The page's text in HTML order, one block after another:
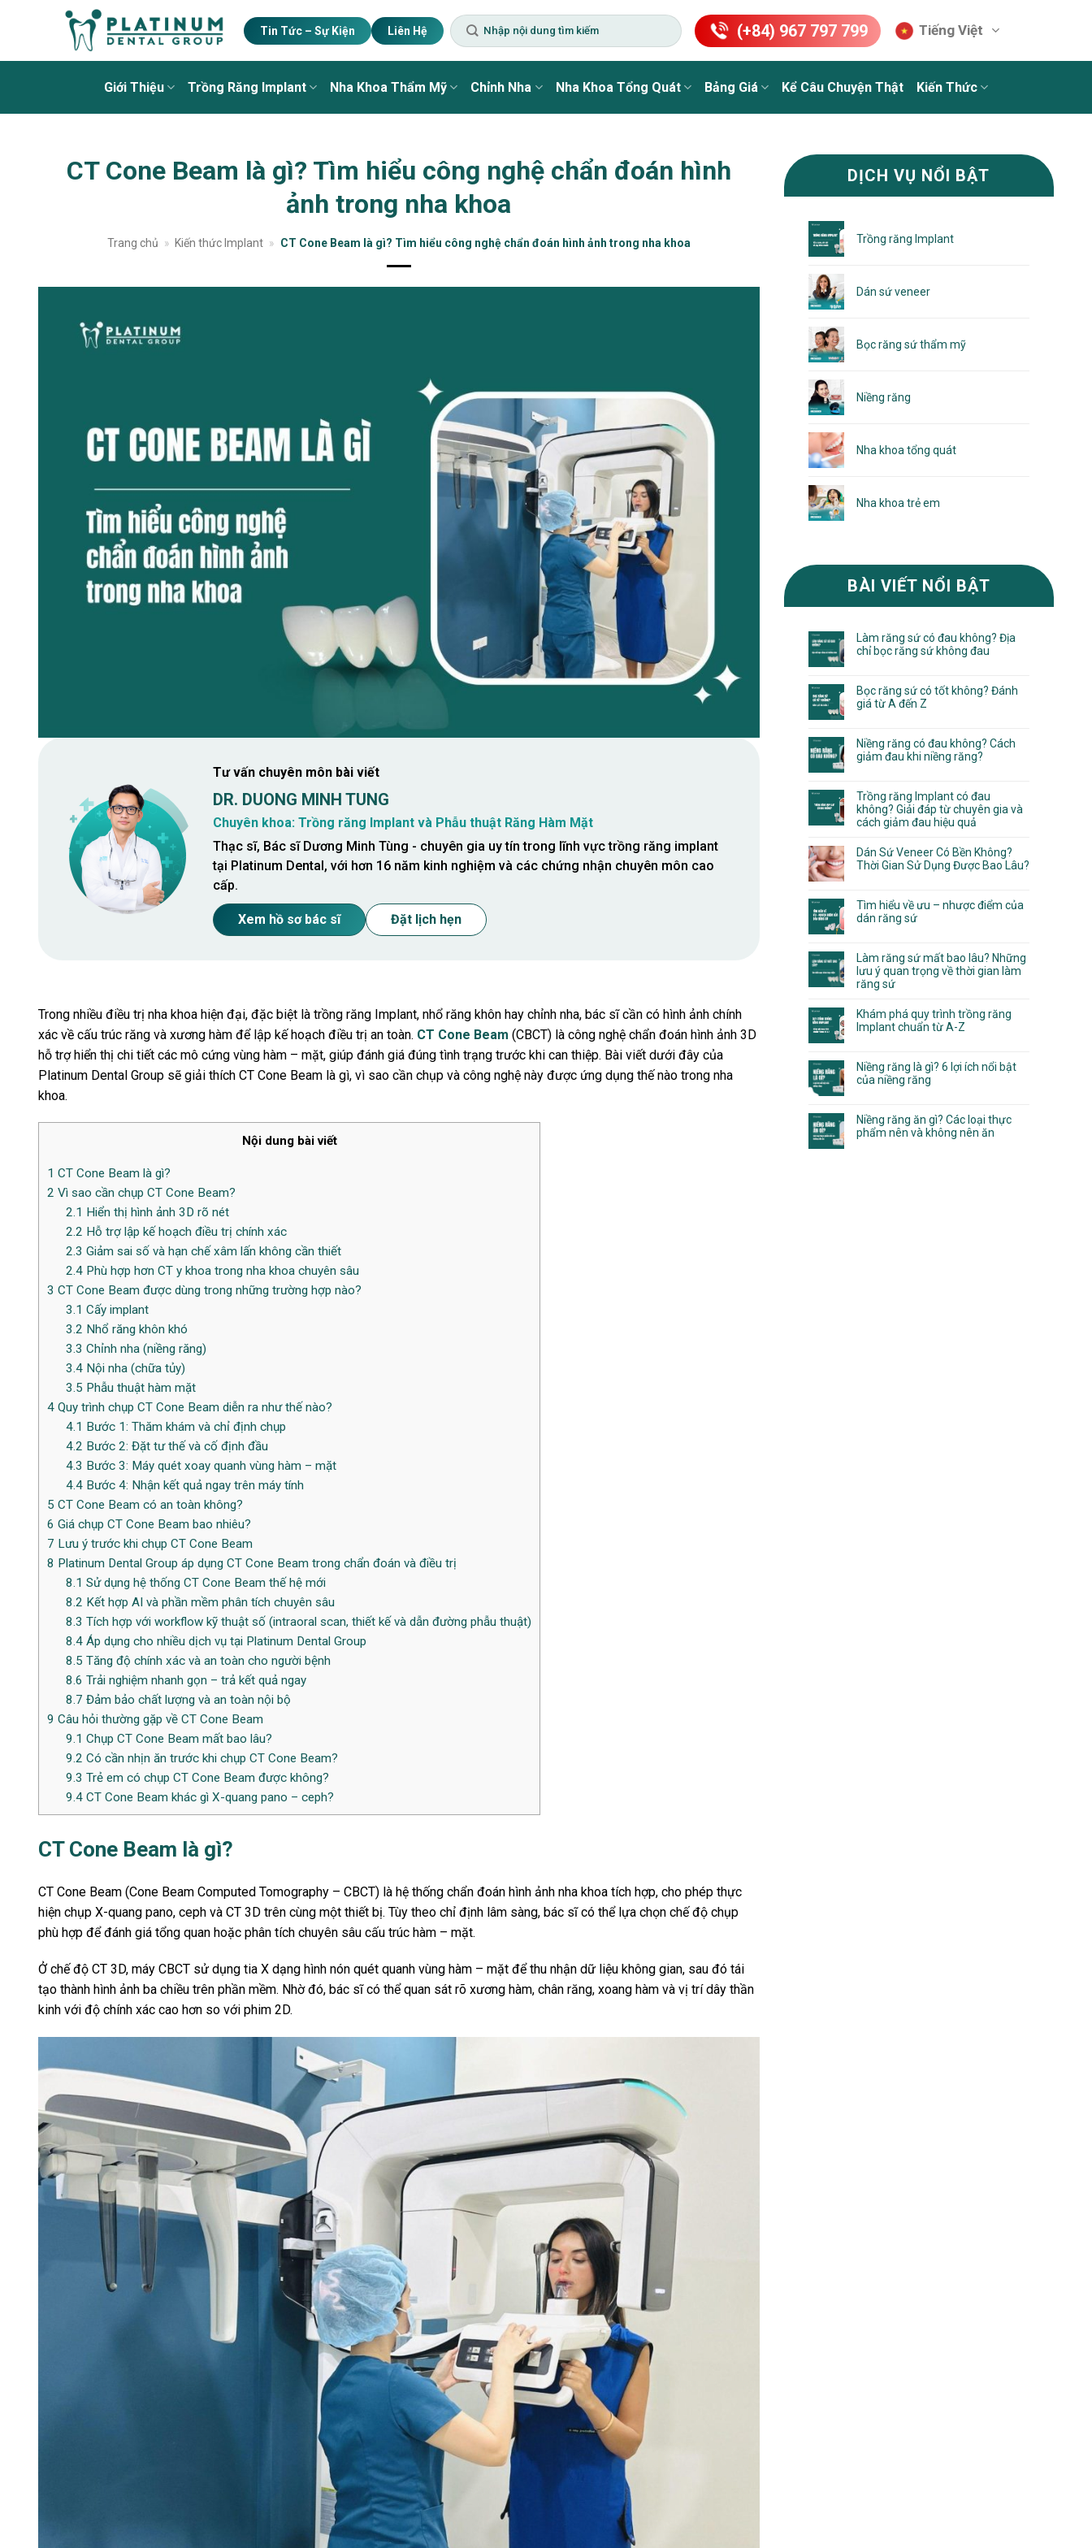
Tin Tức – Sự Kiện Liên Hệ (+84) 967 797 799 Tiếng Việt
Giới Thiệu Trồng Răng Implant Nha Khoa Thẩm Mỹ Chỉnh Nha Nha Khoa Tổng Quát Bảng Giá Kể Câu Chuyện Thật Kiến Thức
CT Cone Beam là gì? Tìm hiểu công nghệ chẩn đoán hình
ảnh trong nha khoa
Trang chủ » Kiến thức Implant » CT Cone Beam là gì? Tìm hiểu công nghệ chẩn đoán hình ảnh trong nha khoa
Tư vấn chuyên môn bài viết
DR. DUONG MINH TUNG
Chuyên khoa: Trồng răng Implant và Phẫu thuật Răng Hàm Mặt
Thạc sĩ, Bác sĩ Dương Minh Tùng - chuyên gia uy tín trong lĩnh vực trồng răng implant
tại Platinum Dental, với hơn 16 năm kinh nghiệm và các chứng nhận chuyên môn cao
cấp.
Xem hồ sơ bác sĩ Đặt lịch hẹn
Trong nhiều điều trị nha khoa hiện đại, đặc biệt là trồng răng Implant, nhổ răng khôn hay chỉnh nha, bác sĩ cần có hình ảnh chính
xác về cấu trúc răng và xương hàm để lập kế hoạch điều trị an toàn. CT Cone Beam (CBCT) là công nghệ chẩn đoán hình ảnh 3D
hỗ trợ hiển thị chi tiết các mô cứng vùng hàm – mặt, giúp đánh giá đúng tình trạng trước khi can thiệp. Bài viết dưới đây của
Platinum Dental Group sẽ giải thích CT Cone Beam là gì, vì sao cần chụp và công nghệ này được ứng dụng thế nào trong nha
khoa.
Nội dung bài viết
1 CT Cone Beam là gì?
2 Vì sao cần chụp CT Cone Beam?
2.1 Hiển thị hình ảnh 3D rõ nét
2.2 Hỗ trợ lập kế hoạch điều trị chính xác
2.3 Giảm sai số và hạn chế xâm lấn không cần thiết
2.4Phù hợp hơn CT y khoa trong nha khoa chuyên sâu
3 CT Cone Beam được dùng trong những trường hợp nào?
3.1 Cấy implant
3.2 Nhổ răng khôn khó
3.3 Chỉnh nha (niềng răng)
3.4Nội nha (chữa tủy)
3.5 Phẫu thuật hàm mặt
4 Quy trình chụp CT Cone Beam diễn ra như thế nào?
4.1 Bước 1: Thăm khám và chỉ định chụp
4.2 Bước 2: Đặt tư thế và cố định đầu
4.3 Bước 3: Máy quét xoay quanh vùng hàm – mặt
4.4Bước 4: Nhận kết quả ngay trên máy tính
5 CT Cone Beam có an toàn không?
6 Giá chụp CT Cone Beam bao nhiêu?
7 Lưu ý trước khi chụp CT Cone Beam
8 Platinum Dental Group áp dụng CT Cone Beam trong chẩn đoán và điều trị
8.1 Sử dụng hệ thống CT Cone Beam thế hệ mới
8.2 Kết hợp AI và phần mềm phân tích chuyên sâu
8.3 Tích hợp với workflow kỹ thuật số (intraoral scan, thiết kế và dẫn đường phẫu thuật)
8.4Áp dụng cho nhiều dịch vụ tại Platinum Dental Group
8.5 Tăng độ chính xác và an toàn cho người bệnh
8.6 Trải nghiệm nhanh gọn – trả kết quả ngay
8.7 Đảm bảo chất lượng và an toàn nội bộ
9 Câu hỏi thường gặp về CT Cone Beam
9.1 Chụp CT Cone Beam mất bao lâu?
9.2 Có cần nhịn ăn trước khi chụp CT Cone Beam?
9.3 Trẻ em có chụp CT Cone Beam được không?
9.4CT Cone Beam khác gì X-quang pano – ceph?
CT Cone Beam là gì?
CT Cone Beam (Cone Beam Computed Tomography – CBCT) là hệ thống chẩn đoán hình ảnh nha khoa tích hợp, cho phép thực
hiện chụp X-quang pano, ceph và CT 3D trên cùng một thiết bị. Tùy theo chỉ định lâm sàng, bác sĩ có thể lựa chọn chế độ chụp
phù hợp để đánh giá tổng quan hoặc phân tích chuyên sâu cấu trúc hàm – mặt.
Ở chế độ CT 3D, máy CBCT sử dụng tia X dạng hình nón quét quanh vùng hàm – mặt để thu nhận dữ liệu không gian, sau đó tái
tạo thành hình ảnh ba chiều trên phần mềm. Nhờ đó, bác sĩ có thể quan sát rõ xương hàm, chân răng, xoang hàm và vị trí dây thần
kinh với độ chính xác cao hơn so với phim 2D.
DỊCH VỤ NỔI BẬT
Trồng răng Implant
Dán sứ veneer
Bọc răng sứ thẩm mỹ
Niềng răng
Nha khoa tổng quát
Nha khoa trẻ em
BÀI VIẾT NỔI BẬT
Làm răng sứ có đau không? Địa
chỉ bọc răng sứ không đau
Bọc răng sứ có tốt không? Đánh
giá từ A đến Z
Niềng răng có đau không? Cách
giảm đau khi niềng răng?
Trồng răng Implant có đau
không? Giải đáp từ chuyên gia và
cách giảm đau hiệu quả
Dán Sứ Veneer Có Bền Không?
Thời Gian Sử Dụng Được Bao Lâu?
Tìm hiểu về ưu – nhược điểm của
dán răng sứ
Làm răng sứ mất bao lâu? Những
lưu ý quan trọng về thời gian làm
răng sứ
Khám phá quy trình trồng răng
Implant chuẩn từ A-Z
Niềng răng là gì? 6 lợi ích nổi bật
của niềng răng
Niềng răng ăn gì? Các loại thực
phẩm nên và không nên ăn